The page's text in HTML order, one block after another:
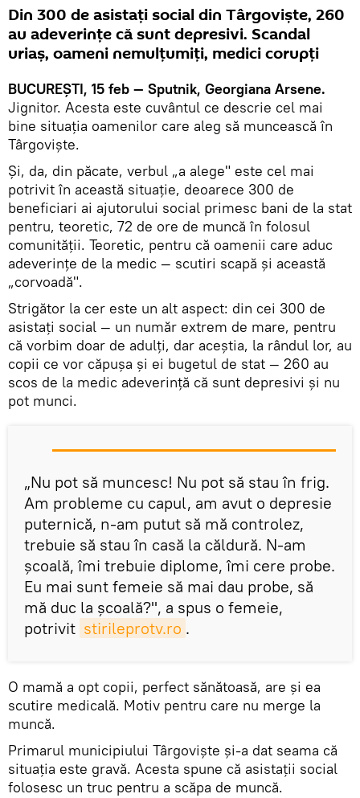
Din 300 de asistaţi social din Târgovişte, 260
au adeverinţe că sunt depresivi. Scandal
uriaş, oameni nemulţumiţi, medici corupţi
BUCUREŞTI, 15 feb — Sputnik, Georgiana Arsene.
Jignitor. Acesta este cuvântul ce descrie cel mai
bine situaţia oamenilor care aleg să muncească în
Târgovişte.
Şi, da, din păcate, verbul „a alege" este cel mai
potrivit în această situaţie, deoarece 300 de
beneficiari ai ajutorului social primesc bani de la stat
pentru, teoretic, 72 de ore de muncă în folosul
comunităţii. Teoretic, pentru că oamenii care aduc
adeverinţe de la medic — scutiri scapă şi această
„corvoadă".
Strigător la cer este un alt aspect: din cei 300 de
asistaţi social — un număr extrem de mare, pentru
că vorbim doar de adulţi, dar aceştia, la rândul lor, au
copii ce vor căpuşa şi ei bugetul de stat — 260 au
scos de la medic adeverinţă că sunt depresivi şi nu
pot munci.
„Nu pot să muncesc! Nu pot să stau în frig.
Am probleme cu capul, am avut o depresie
puternică, n-am putut să mă controlez,
trebuie să stau în casă la căldură. N-am
şcoală, îmi trebuie diplome, îmi cere probe.
Eu mai sunt femeie să mai dau probe, să
mă duc la şcoală?", a spus o femeie,
potrivit stirileprotv.ro .
O mamă a opt copii, perfect sănătoasă, are şi ea
scutire medicală. Motiv pentru care nu merge la
muncă.
Primarul municipiului Târgovişte şi-a dat seama că
situaţia este gravă. Acesta spune că asistaţii social
folosesc un truc pentru a scăpa de muncă.